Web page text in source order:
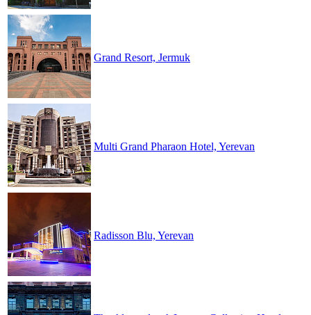
Grand Resort, Jermuk
Multi Grand Pharaon Hotel, Yerevan
Radisson Blu, Yerevan